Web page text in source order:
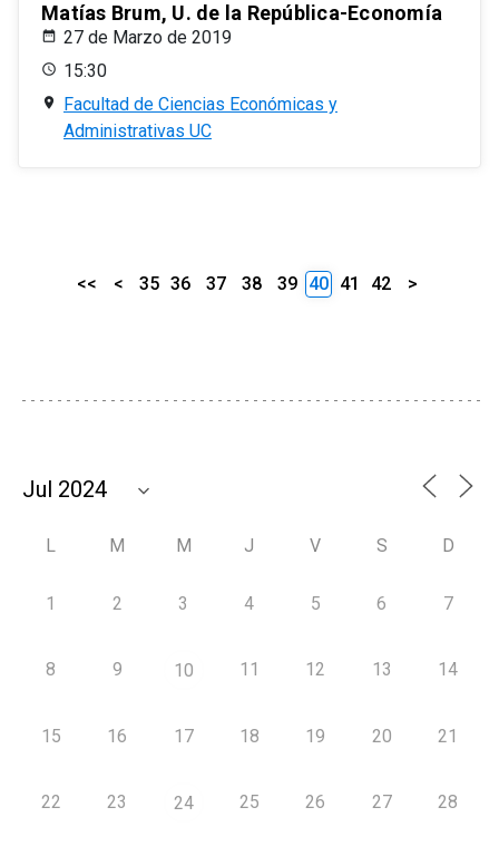
Matías Brum, U. de la República-Economía
27 de Marzo de 2019
15:30
Facultad de Ciencias Económicas y
Administrativas UC
<< < 35 36 37 38 39 40 41 42 >
L M M J V S D
1 2 3 4 5 6 7
8 9 10 11 12 13 14
15 16 17 18 19 20 21
22 23 24 25 26 27 28